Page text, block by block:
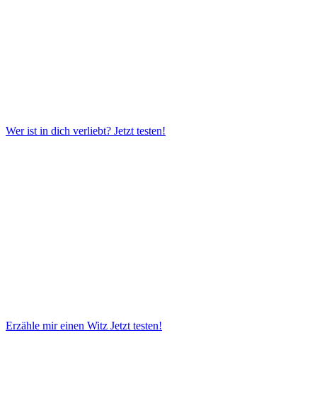
Wer ist in dich verliebt? Jetzt testen!
Erzähle mir einen Witz Jetzt testen!